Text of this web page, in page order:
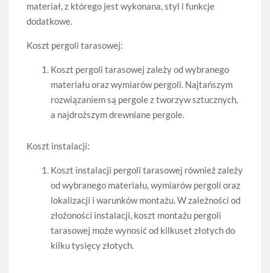
materiał, z którego jest wykonana, styl i funkcje
dodatkowe.
Koszt pergoli tarasowej:
Koszt pergoli tarasowej zależy od wybranego
materiału oraz wymiarów pergoli. Najtańszym
rozwiązaniem są pergole z tworzyw sztucznych,
a najdroższym drewniane pergole.
Koszt instalacji:
Koszt instalacji pergoli tarasowej również zależy
od wybranego materiału, wymiarów pergoli oraz
lokalizacji i warunków montażu. W zależności od
złożoności instalacji, koszt montażu pergoli
tarasowej może wynosić od kilkuset złotych do
kilku tysięcy złotych.